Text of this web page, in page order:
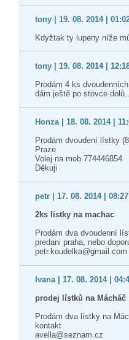
tony | 19. 08. 2014 |
Kdyžtak ty lupeny níže
tony | 19. 08. 2014 |
Prodám 4 ks
dám ještě po stovce
Honza | 18. 08. 2014 |
Prodám dvoudení lístky
Praze
Volej na mob 774446854
Děkuji
petr | 17. 08. 2014 |
2ks listky na machac
Prodám dva dvoudenní
predani praha, nebo
petr.koudelka@gmail.com
Ivana | 17. 08. 2014 |
prodej lístků na Mácháč
Prodám dva lístky na
kontakt
avella@seznam.cz